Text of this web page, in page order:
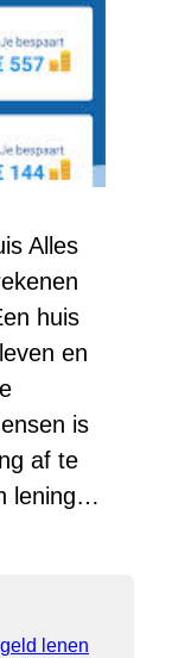
Alles
huis
en
is
af te
lening…
lenen